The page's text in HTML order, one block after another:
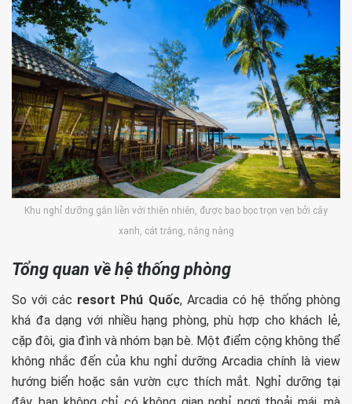
Khu nghỉ dưỡng gắn liền với thiên nhiên, được bao bọc trọn vẹn bởi cây
xanh, cát trắng, nắng nàng
Tổng quan về hệ thống phòng
So với các resort Phú Quốc, Arcadia có hệ thống phòng
khá đa dạng với nhiều hạng phòng, phù hợp cho khách lẻ,
cặp đôi, gia đình và nhóm bạn bè. Một điểm cộng không thể
không nhắc đến của khu nghỉ dưỡng Arcadia chính là view
hướng biển hoặc sân vườn cực thích mắt. Nghỉ dưỡng tại